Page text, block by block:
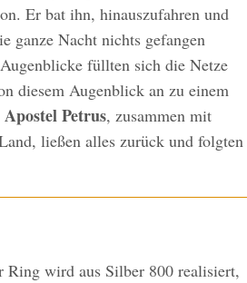
Er bat ihn, hinauszufahren und
ganze Nacht nichts gefangen
füllten sich die Netze
diesem Augenblick an zu einem
Apostel Petrus, zusammen mit
ließen alles zurück und folgten
wird aus Silber 800 realisiert,